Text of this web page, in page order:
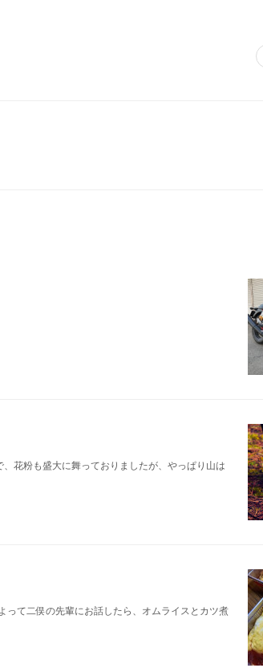
花粉も盛大に舞っておりましたが、やっぱり山は
って二俣の先輩にお話したら、オムライスとカツ煮